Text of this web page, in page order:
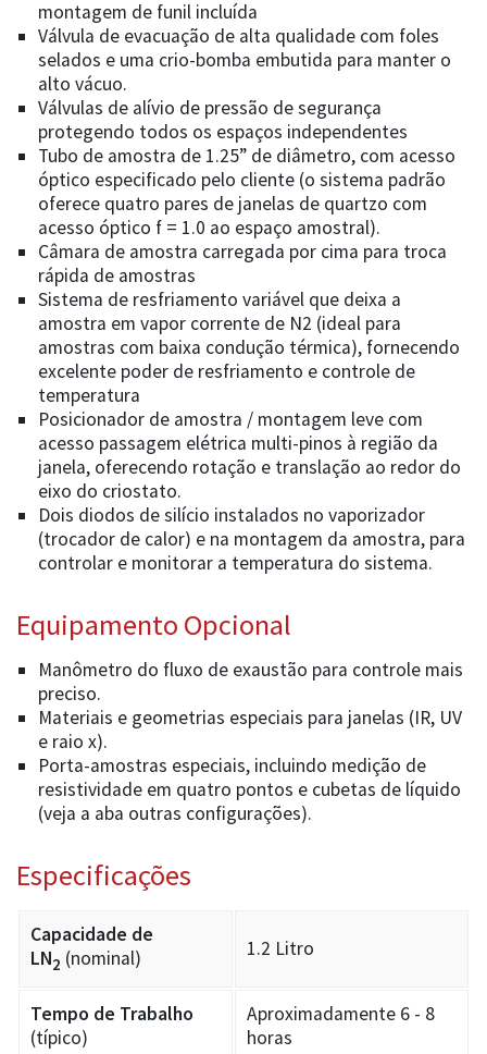
montagem de funil incluída
Válvula de evacuação de alta qualidade com foles
selados e uma crio-bomba embutida para manter o
alto vácuo.
Válvulas de alívio de pressão de segurança
protegendo todos os espaços independentes
Tubo de amostra de 1.25” de diâmetro, com acesso
óptico especificado pelo cliente (o sistema padrão
oferece quatro pares de janelas de quartzo com
acesso óptico f = 1.0 ao espaço amostral).
Câmara de amostra carregada por cima para troca
rápida de amostras
Sistema de resfriamento variável que deixa a
amostra em vapor corrente de N2 (ideal para
amostras com baixa condução térmica), fornecendo
excelente poder de resfriamento e controle de
temperatura
Posicionador de amostra / montagem leve com
acesso passagem elétrica multi-pinos à região da
janela, oferecendo rotação e translação ao redor do
eixo do criostato.
Dois diodos de silício instalados no vaporizador
(trocador de calor) e na montagem da amostra, para
controlar e monitorar a temperatura do sistema.
Equipamento Opcional
Manômetro do fluxo de exaustão para controle mais
preciso.
Materiais e geometrias especiais para janelas (IR, UV
e raio x).
Porta-amostras especiais, incluindo medição de
resistividade em quatro pontos e cubetas de líquido
(veja a aba outras configurações).
Especificações
Capacidade de
LN2 (nominal) 1.2 Litro
Tempo de Trabalho
(típico)
Aproximadamente 6 - 8
horas